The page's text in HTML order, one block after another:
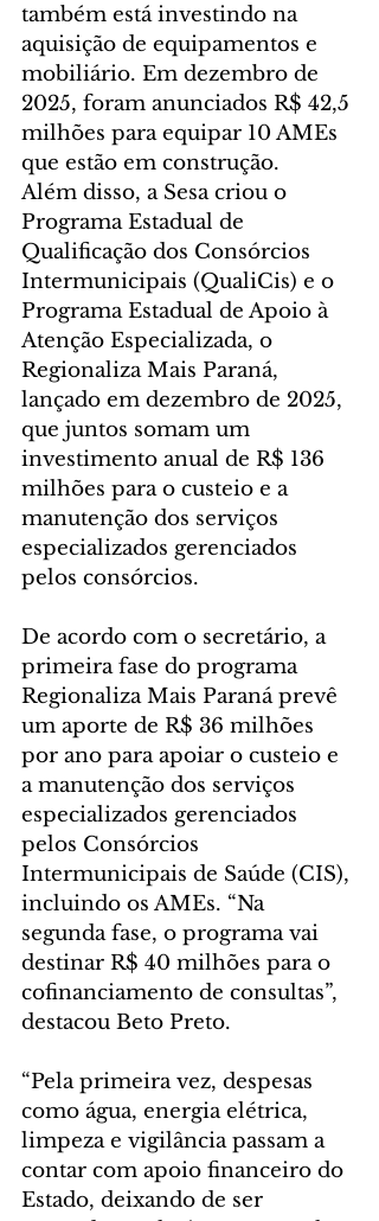
também está investindo na
aquisição de equipamentos e
mobiliário. Em dezembro de
2025, foram anunciados R$ 42,5
milhões para equipar 10 AMEs
que estão em construção.
Além disso, a Sesa criou o
Programa Estadual de
Qualificação dos Consórcios
Intermunicipais (QualiCis) e o
Programa Estadual de Apoio à
Atenção Especializada, o
Regionaliza Mais Paraná,
lançado em dezembro de 2025,
que juntos somam um
investimento anual de R$ 136
milhões para o custeio e a
manutenção dos serviços
especializados gerenciados
pelos consórcios.
De acordo com o secretário, a
primeira fase do programa
Regionaliza Mais Paraná prevê
um aporte de R$ 36 milhões
por ano para apoiar o custeio e
a manutenção dos serviços
especializados gerenciados
pelos Consórcios
Intermunicipais de Saúde (CIS),
incluindo os AMEs. “Na
segunda fase, o programa vai
destinar R$ 40 milhões para o
cofinanciamento de consultas”,
destacou Beto Preto.
“Pela primeira vez, despesas
como água, energia elétrica,
limpeza e vigilância passam a
contar com apoio financeiro do
Estado, deixando de ser